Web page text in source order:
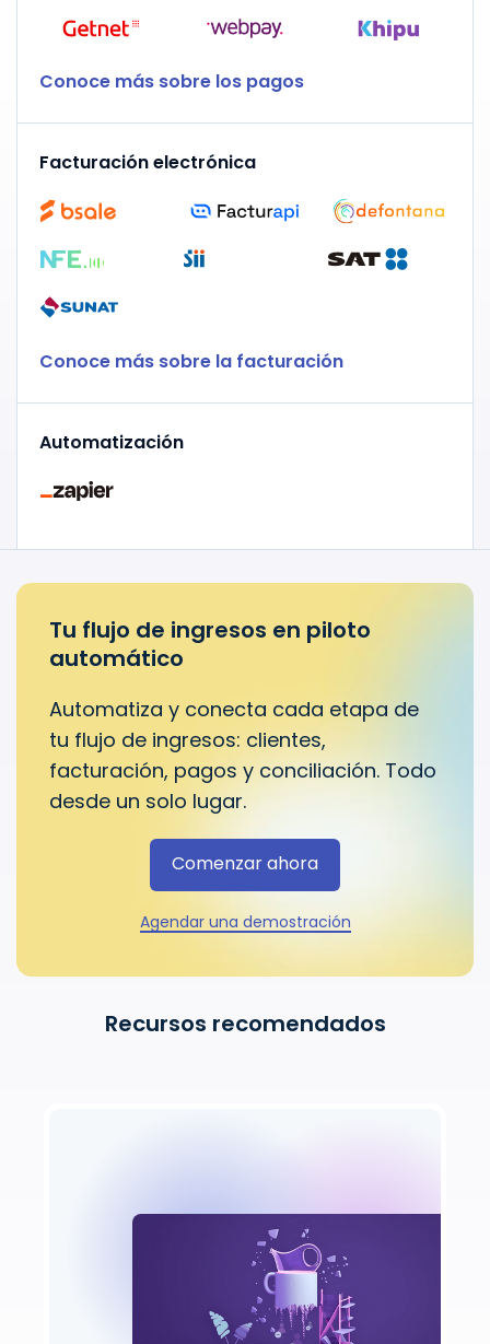
Conoce más sobre los pagos
Facturación electrónica
Conoce más sobre la facturación
Automatización
Tu flujo de ingresos en piloto
automático
Automatiza y conecta cada etapa de
tu flujo de ingresos: clientes,
facturación, pagos y conciliación. Todo
desde un solo lugar.
Comenzar ahora
Agendar una demostración
Recursos recomendados